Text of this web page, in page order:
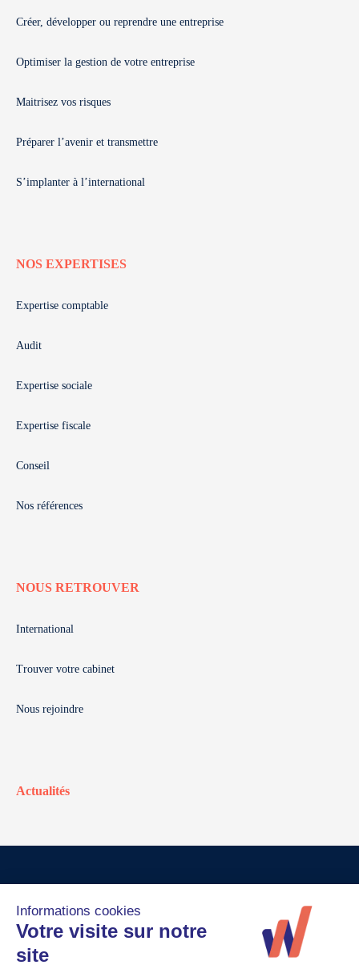
Créer, développer ou reprendre une entreprise
Optimiser la gestion de votre entreprise
Maitrisez vos risques
Préparer l’avenir et transmettre
S’implanter à l’international
NOS EXPERTISES
Expertise comptable
Audit
Expertise sociale
Expertise fiscale
Conseil
Nos références
NOUS RETROUVER
International
Trouver votre cabinet
Nous rejoindre
Actualités
Crédits